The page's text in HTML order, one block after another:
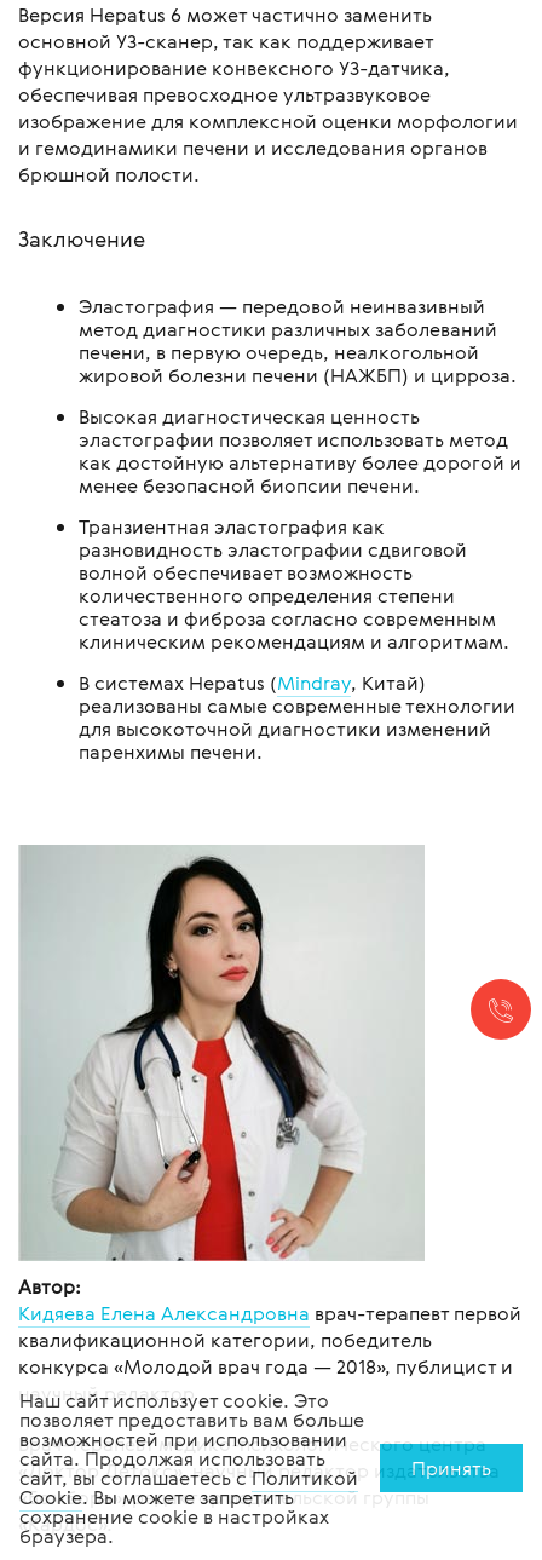
Версия Hepatus 6 может частично заменить
основной УЗ-сканер, так как поддерживает
функционирование конвексного УЗ-датчика,
обеспечивая превосходное ультразвуковое
изображение для комплексной оценки морфологии
и гемодинамики печени и исследования органов
брюшной полости.
Заключение
Эластография — передовой неинвазивный
метод диагностики различных заболеваний
печени, в первую очередь, неалкогольной
жировой болезни печени (НАЖБП) и цирроза.
Высокая диагностическая ценность
эластографии позволяет использовать метод
как достойную альтернативу более дорогой и
менее безопасной биопсии печени.
Транзиентная эластография как
разновидность эластографии сдвиговой
волной обеспечивает возможность
количественного определения степени
стеатоза и фиброза согласно современным
клиническим рекомендациям и алгоритмам.
В системах Hepatus (Mindray, Китай)
реализованы самые современные технологии
для высокоточной диагностики изменений
паренхимы печени.
Автор:
Кидяева Елена Александровна врач-терапевт первой
квалификационной категории, победитель
конкурса «Молодой врач года — 2018», публицист и
научный редактор
Врач-терапевт медико-психологического центра
«Доктор Детокс», научный редактор издательства
«Бомбора», редактор издательской группы
«Кардос».
Наш сайт использует cookie. Это
позволяет предоставить вам больше
возможностей при использовании
сайта. Продолжая использовать
сайт, вы соглашаетесь сПолитикой
Cookie. Вы можете запретить
сохранение cookie в настройках
браузера.
Принять